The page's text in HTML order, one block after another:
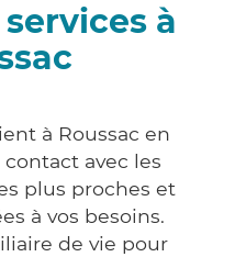
à
à Roussac en
avec les
plus proches et
à vos besoins.
de vie pour